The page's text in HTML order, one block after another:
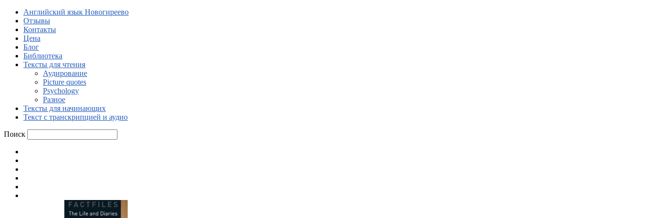
Английский язык Новогиреево
Отзывы
Контакты
Цена
Блог
Библиотека
Тексты для чтения
Аудирование
Picture quotes
Psychology
Разное
Тексты для начинающих
Текст с транскрипцией и аудио
Поиск